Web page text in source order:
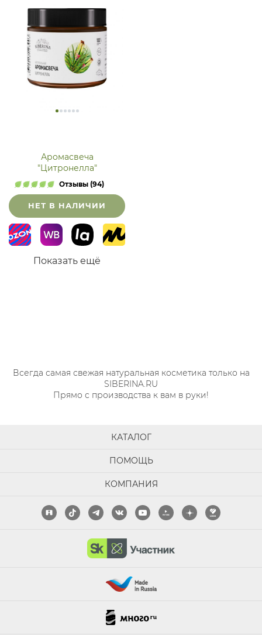
Аромасвеча
"Цитронелла"
Отзывы (94)
НЕТ В НАЛИЧИИ
Показать ещё
Всегда самая свежая натуральная косметика только на
SIBERINA.RU
Прямо с производства к вам в руки!
КАТАЛОГ
ПОМОЩЬ
КОМПАНИЯ